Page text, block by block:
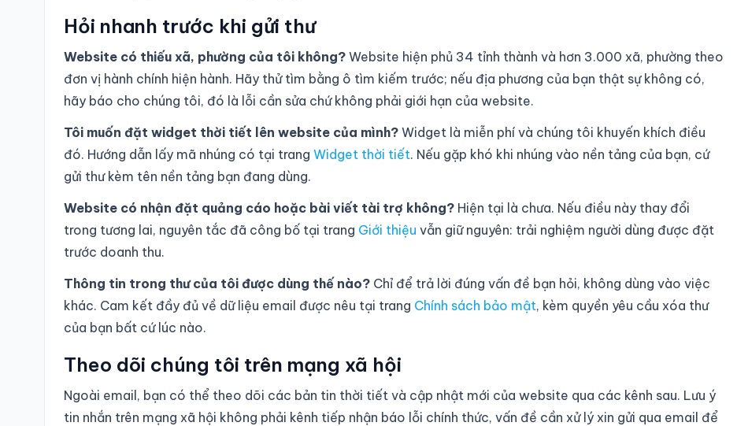
Hỏi nhanh trước khi gửi thư
Website có thiếu xã, phường của tôi không? Website hiện phủ 34 tỉnh thành và hơn 3.000 xã, phường theo
đơn vị hành chính hiện hành. Hãy thử tìm bằng ô tìm kiếm trước; nếu địa phương của bạn thật sự không có,
hãy báo cho chúng tôi, đó là lỗi cần sửa chứ không phải giới hạn của website.
Tôi muốn đặt widget thời tiết lên website của mình? Widget là miễn phí và chúng tôi khuyến khích điều
đó. Hướng dẫn lấy mã nhúng có tại trang Widget thời tiết. Nếu gặp khó khi nhúng vào nền tảng của bạn, cứ
gửi thư kèm tên nền tảng bạn đang dùng.
Website có nhận đặt quảng cáo hoặc bài viết tài trợ không? Hiện tại là chưa. Nếu điều này thay đổi
trong tương lai, nguyên tắc đã công bố tại trang Giới thiệu vẫn giữ nguyên: trải nghiệm người dùng được đặt
trước doanh thu.
Thông tin trong thư của tôi được dùng thế nào? Chỉ để trả lời đúng vấn đề bạn hỏi, không dùng vào việc
khác. Cam kết đầy đủ về dữ liệu email được nêu tại trang Chính sách bảo mật, kèm quyền yêu cầu xóa thư
của bạn bất cứ lúc nào.
Theo dõi chúng tôi trên mạng xã hội
Ngoài email, bạn có thể theo dõi các bản tin thời tiết và cập nhật mới của website qua các kênh sau. Lưu ý
tin nhắn trên mạng xã hội không phải kênh tiếp nhận báo lỗi chính thức, vấn đề cần xử lý xin gửi qua email để